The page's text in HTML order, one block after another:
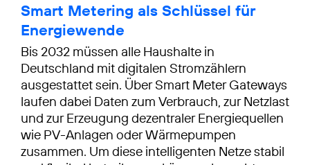
Smart Metering als Schlüssel für
Energiewende
Bis 2032 müssen alle Haushalte in
Deutschland mit digitalen Stromzählern
ausgestattet sein. Über Smart Meter Gateways
laufen dabei Daten zum Verbrauch, zur Netzlast
und zur Erzeugung dezentraler Energiequellen
wie PV-Anlagen oder Wärmepumpen
zusammen. Um diese intelligenten Netze stabil